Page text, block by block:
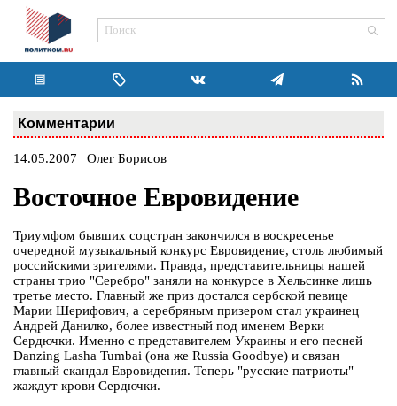
Комментарии
14.05.2007 | Олег Борисов
Восточное Евровидение
Триумфом бывших соцстран закончился в воскресенье
очередной музыкальный конкурс Евровидение, столь любимый
российскими зрителями. Правда, представительницы нашей
страны трио "Серебро" заняли на конкурсе в Хельсинке лишь
третье место. Главный же приз достался сербской певице
Марии Шерифович, а серебряным призером стал украинец
Андрей Данилко, более известный под именем Верки
Сердючки. Именно с представителем Украины и его песней
Danzing Lasha Tumbai (она же Russia Goodbye) и связан
главный скандал Евровидения. Теперь "русские патриоты"
жаждут крови Сердючки.